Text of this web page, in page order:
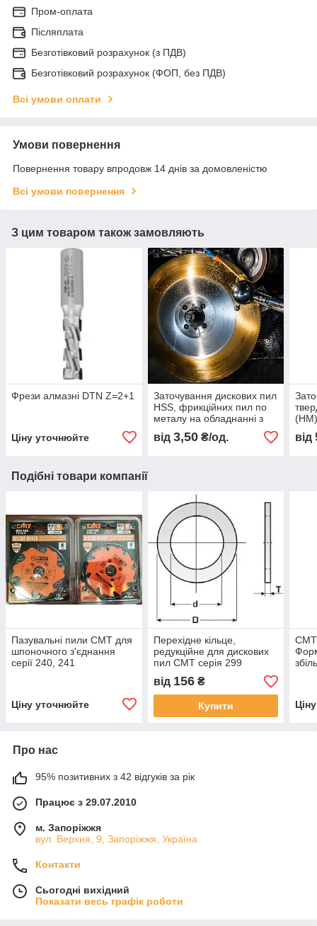
Пром-оплата
Післяплата
Безготівковий розрахунок (з ПДВ)
Безготівковий розрахунок (ФОП, без ПДВ)
Всі умови оплати
Умови повернення
Повернення товару впродовж 14 днів за домовленістю
Всі умови повернення
З цим товаром також замовляють
Фрези алмазні DTN Z=2+1
Ціну уточнюйте
Заточування дискових пил
HSS, фрикційних пил по
металу на обладнанні з
ЧПК
від 3,50₴/од. від
Подібні товари компанії
Пазувальні пили СМТ для
шпоночного з'єднання
серії 240, 241
Ціну уточнюйте
Перехідне кільце,
редукційне для дискових
пил СМТ серія 299
від 156₴
Купити
Про нас
95% позитивних з 42 відгуків за рік
Працює з 29.07.2010
м. Запоріжжя
вул. Верхня, 9, Запоріжжя, Україна
Контакти
Сьогодні вихідний
Показати весь графік роботи